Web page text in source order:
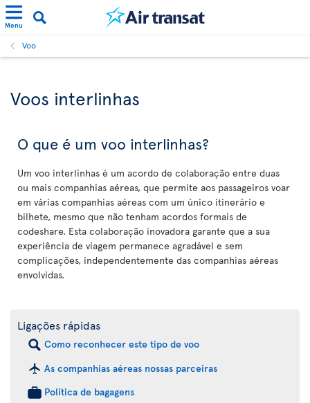
Menu
Voo
Voos interlinhas
O que é um voo interlinhas?
Um voo interlinhas é um acordo de colaboração entre duas
ou mais companhias aéreas, que permite aos passageiros voar
em várias companhias aéreas com um único itinerário e
bilhete, mesmo que não tenham acordos formais de
codeshare. Esta colaboração inovadora garante que a sua
experiência de viagem permanece agradável e sem
complicações, independentemente das companhias aéreas
envolvidas.
Ligações rápidas
Como reconhecer este tipo de voo
As companhias aéreas nossas parceiras
Política de bagagens